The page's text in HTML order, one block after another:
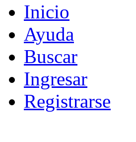
Inicio
Ayuda
Buscar
Ingresar
Registrarse